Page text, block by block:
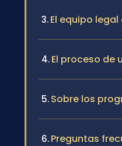
El equipo
El proceso de
Sobre los
Preguntas